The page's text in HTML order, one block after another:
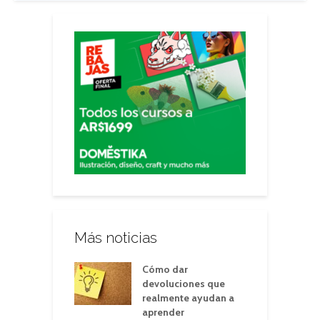
Más noticias
Cómo dar
devoluciones que
realmente ayudan a
aprender